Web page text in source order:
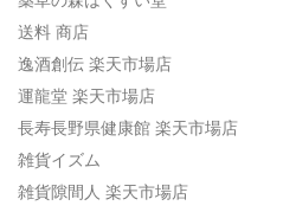
送料 商店
逸酒創伝 楽天市場店
運龍堂 楽天市場店
長寿長野県健康館 楽天市場店
雑貨イズム
雑貨隙間人 楽天市場店